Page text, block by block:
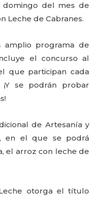
del mes de
Leche de Cabranes.
amplio programa de
el concurso al
que participan cada
se podrán probar
de Artesanía y
en el que se podrá
el arroz con leche de
otorga el título